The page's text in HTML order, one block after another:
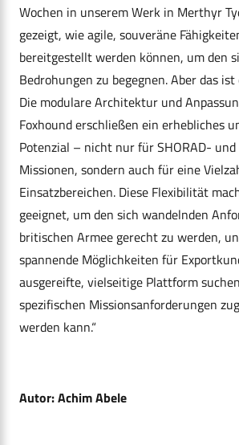
Wochen in unserem Werk in Merthyr
gezeigt, wie agile, souveräne
bereitgestellt werden können, um den
Bedrohungen zu begegnen. Aber das
Die modulare Architektur und
Foxhound erschließen ein erhebliches
Potenzial – nicht nur für SHORAD-
Missionen, sondern auch für eine
Einsatzbereichen. Diese Flexibilität
geeignet, um den sich wandelnden
britischen Armee gerecht zu werden,
spannende Möglichkeiten für
ausgereifte, vielseitige Plattform
spezifischen Missionsanforderungen
werden kann.“
Autor: Achim Abele